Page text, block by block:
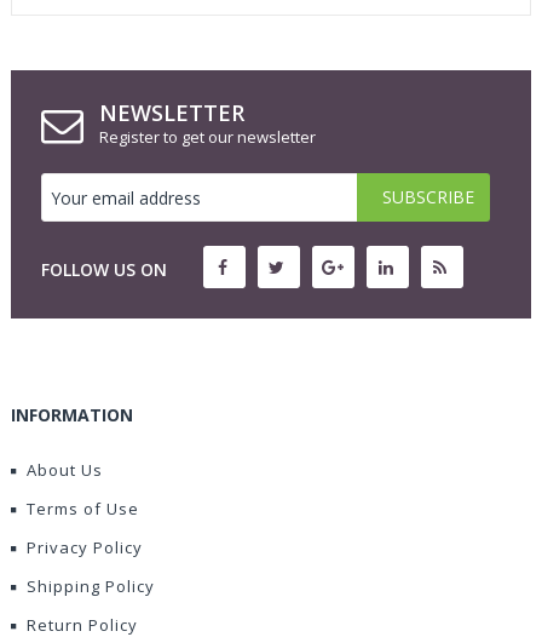
NEWSLETTER
Register to get our newsletter
FOLLOW US ON
INFORMATION
About Us
Terms of Use
Privacy Policy
Shipping Policy
Return Policy